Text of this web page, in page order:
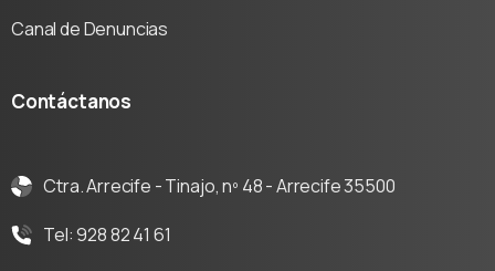
Canal de Denuncias
Contáctanos
Ctra. Arrecife - Tinajo, nº 48 - Arrecife 35500
Tel: 928 82 41 61